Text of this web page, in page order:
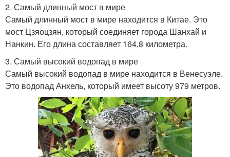
2. Самый длинный мост в мире
Самый длинный мост в мире находится в Китае. Это
мост Цзяоцзян, который соединяет города Шанхай и
Нанкин. Его длина составляет 164,8 километра.
3. Самый высокий водопад в мире
Самый высокий водопад в мире находится в Венесуэле.
Это водопад Анхель, который имеет высоту 979 метров.